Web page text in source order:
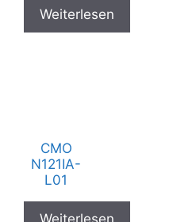
Weiterlesen
CMO
N121IA-
L01
Weiterlesen